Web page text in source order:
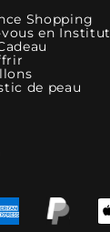
Shopping
vous en Institut
de peau